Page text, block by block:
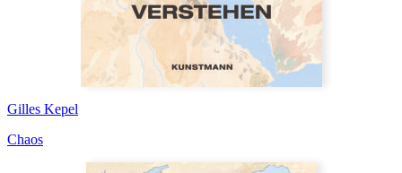
Gilles Kepel
Chaos